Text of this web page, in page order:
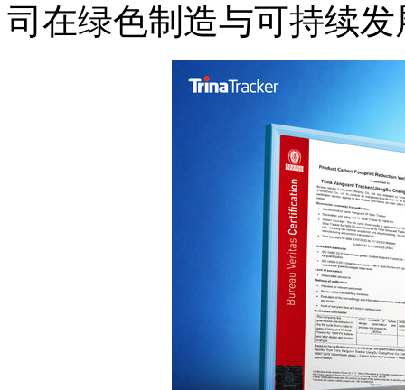
司在绿色制造与可持续